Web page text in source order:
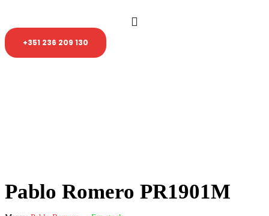
+351 236 209 130
Pablo Romero PR1901M